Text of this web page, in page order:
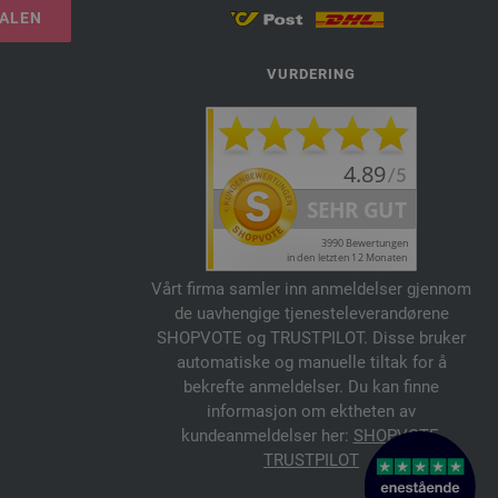
VURDERING
Vårt firma samler inn anmeldelser gjennom
de uavhengige tjenesteleverandørene
SHOPVOTE og TRUSTPILOT. Disse bruker
automatiske og manuelle tiltak for å
bekrefte anmeldelser. Du kan finne
informasjon om ektheten av
kundeanmeldelser her: SHOPVOTE,
TRUSTPILOT